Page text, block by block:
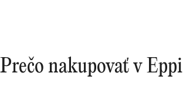
Prečo nakupovať v Eppi